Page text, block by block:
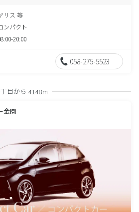
リス 等
ンパクト
20:00
058-275-5523
目から 4148m
金園